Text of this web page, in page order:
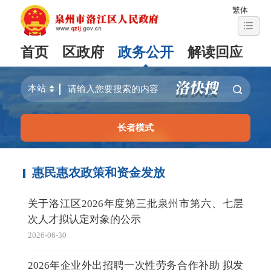
繁体
首页 区政府 政务公开 解读回应
长者模式
惠民惠农政策和资金发放
关于洛江区2026年度第三批泉州市第六、七层
次人才拟认定对象的公示
2026-06-30
2026年企业外出招聘一次性劳务合作补助 拟发